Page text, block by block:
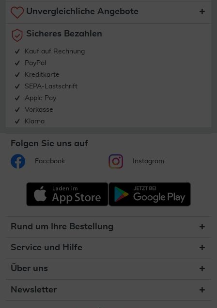
Unvergleichliche Angebote
Sicheres Bezahlen
Kauf auf Rechnung
PayPal
Kreditkarte
SEPA-Lastschrift
Apple Pay
Vorkasse
Klarna
Folgen Sie uns auf
Facebook Instagram
Rund um Ihre Bestellung
Service und Hilfe
Über uns
Newsletter